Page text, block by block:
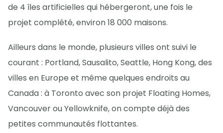
de 4 îles artificielles qui hébergeront, une fois le
projet complété, environ 18 000 maisons.
Ailleurs dans le monde, plusieurs villes ont suivi le
courant : Portland, Sausalito, Seattle, Hong Kong, des
villes en Europe et même quelques endroits au
Canada : à Toronto avec son projet Floating Homes,
Vancouver ou Yellowknife, on compte déjà des
petites communautés flottantes.